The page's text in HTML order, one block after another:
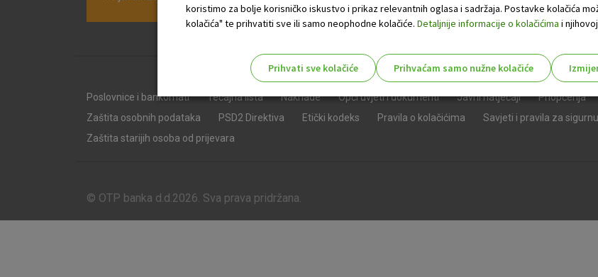
Poslovnice i bankomati Tečajna lista Naknade Opći uvjeti i dokumenti Javni natječaji Priopćenja
Zaštita osobnih podataka
PSD2 Direktiva Etički kodeks Pravila o kolačićima
Savjeti i pravila za
Zaštita starijih osoba od prijevara
© OTP banka d.d.2026. Sva prava pridržana.
koristimo za bolje korisničko iskustvo i prikaz relevantnih oglasa i sadržaja. Postavke kolačića
kolačića" te prihvatiti sve ili samo neophodne kolačiće. Detaljnije informacije o kolačićima i
Prihvati sve kolačiće Prihvaćam samo nužne kolačiće